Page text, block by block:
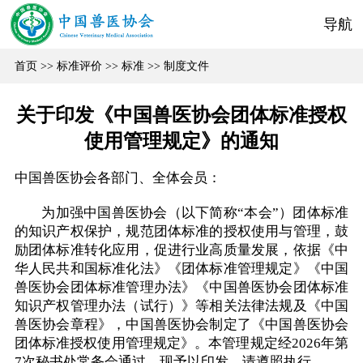
导航
首页>> 标准评价>> 标准>> 制度文件
关于印发《中国兽医协会团体标准授权
使用管理规定》的通知
中国兽医协会各部门、全体会员：
为加强中国兽医协会（以下简称“本会”）团体标准
的知识产权保护，规范团体标准的授权使用与管理，鼓
励团体标准转化应用，促进行业高质量发展，依据《中
华人民共和国标准化法》《团体标准管理规定》《中国
兽医协会团体标准管理办法》《中国兽医协会团体标准
知识产权管理办法（试行）》等相关法律法规及《中国
兽医协会章程》，中国兽医协会制定了《中国兽医协会
团体标准授权使用管理规定》。本管理规定经2026年第